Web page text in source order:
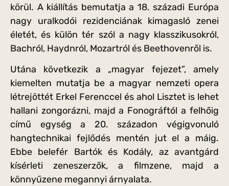
körül. A kiállítás bemutatja a 18. századi Európa
nagy uralkodói rezidenciának kimagasló zenei
életét, és külön tér szól a nagy klasszikusokról,
Bachról, Haydnról, Mozartról és Beethovenről is.
Utána következik a „magyar fejezet”, amely
kiemelten mutatja be a magyar nemzeti opera
létrejöttét Erkel Ferenccel és ahol Lisztet is lehet
hallani zongorázni, majd a Fonográftól a felhőig
című egység a 20. századon végigvonuló
hangtechnikai fejlődés mentén jut el a máig.
Ebbe belefér Bartók és Kodály, az avantgárd
kísérleti zeneszerzők, a filmzene, majd a
könnyűzene megannyi árnyalata.